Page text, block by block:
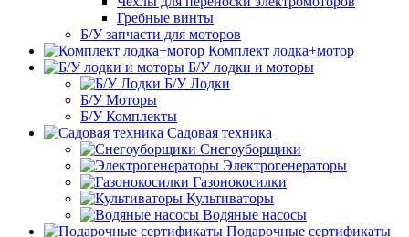
Гребные винты
Б/У запчасти для моторов
Комплект лодка+мотор
Б/У лодки и моторы
Б/У Лодки
Б/У Моторы
Б/У Комплекты
Садовая техника
Снегоуборщики
Электрогенераторы
Газонокосилки
Культиваторы
Водяные насосы
Подарочные сертификаты